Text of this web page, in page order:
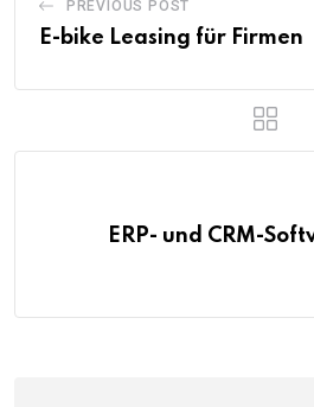
PREVIOUS POST
E-bike Leasing für Firmen
ERP- und CRM-